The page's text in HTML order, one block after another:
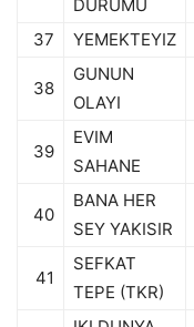
DURUMU
37 YEMEKTEYIZ
38
GUNUN
OLAYI
39
EVIM
SAHANE
40
BANA HER
SEY YAKISIR
41
SEFKAT
TEPE (TKR)